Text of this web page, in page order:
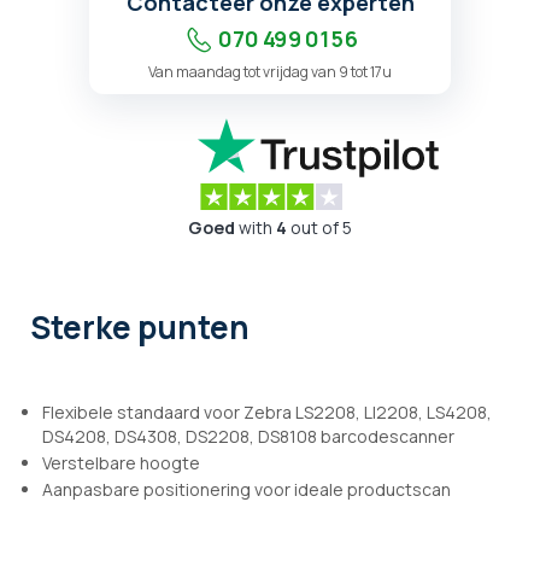
070 499 01 56
Van maandag tot vrijdag van 9 tot 17u
Goed with 4 out of 5
Sterke punten
Flexibele standaard voor Zebra LS2208, LI2208, LS4208,
DS4208, DS4308, DS2208, DS8108 barcodescanner
Verstelbare hoogte
Aanpasbare positionering voor ideale productscan